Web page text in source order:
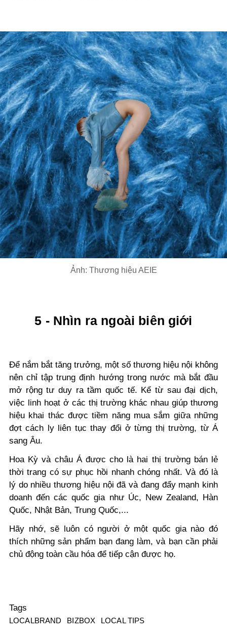
Ảnh: Thương hiệu AEIE
5 - Nhìn ra ngoài biên giới
Để nắm bắt tăng trưởng, một số thương hiệu nội không
nên chỉ tập trung định hướng trong nước mà bắt đầu
mở rộng tư duy ra tầm quốc tế. Kể từ sau đại dịch,
việc linh hoạt ở các thị trường khác nhau giúp thương
hiệu khai thác được tiềm năng mua sắm giữa những
đợt cách ly liên tục thay đổi ở từng thị trường, từ Á
sang Âu.
Hoa Kỳ và châu Á được cho là hai thị trường bán lẻ
thời trang có sự phục hồi nhanh chóng nhất. Và đó là
lý do nhiều thương hiệu nội đã và đang đẩy mạnh kinh
doanh đến các quốc gia như Úc, New Zealand, Hàn
Quốc, Nhật Bản, Trung Quốc,...
Hãy nhớ, sẽ luôn có người ở một quốc gia nào đó
thích những sản phẩm bạn đang làm, và bạn cần phải
chủ động toàn cầu hóa để tiếp cận được họ.
Tags
LOCALBRAND BIZBOX LOCAL TIPS